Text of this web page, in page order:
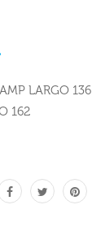
LARGO 136
162